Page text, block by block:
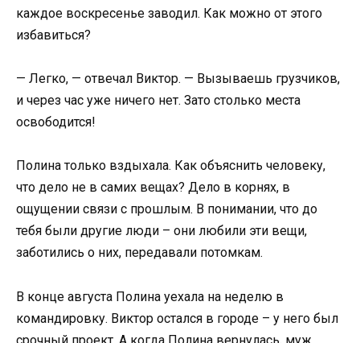
каждое воскресенье заводил. Как можно от этого
избавиться?
— Легко, — отвечал Виктор. — Вызываешь грузчиков,
и через час уже ничего нет. Зато столько места
освободится!
Полина только вздыхала. Как объяснить человеку,
что дело не в самих вещах? Дело в корнях, в
ощущении связи с прошлым. В понимании, что до
тебя были другие люди – они любили эти вещи,
заботились о них, передавали потомкам.
В конце августа Полина уехала на неделю в
командировку. Виктор остался в городе – у него был
срочный проект. А когда Полина вернулась, муж